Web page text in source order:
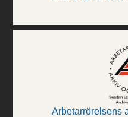
Arbetarrörelsens